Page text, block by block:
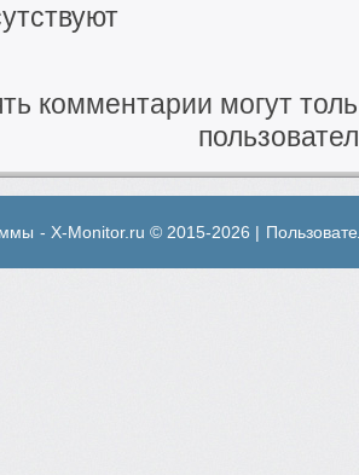
комментарии могут
- X-Monitor.ru © 2015-2026 |